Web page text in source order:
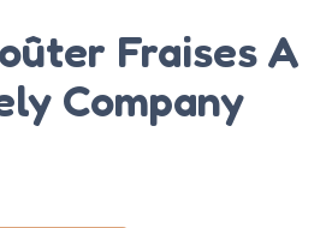
Fraises A
Company